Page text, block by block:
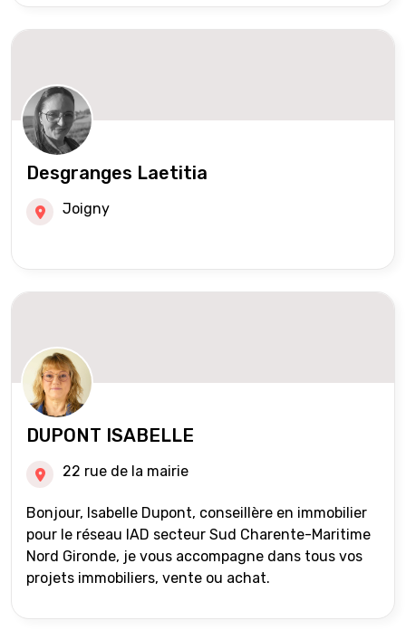
international) Validation du financement des
acquéreurs auprès de partenaires financiers
réseau Iad France et Iad Deutschland Inter agence
Desgranges Laetitia
Joigny
DUPONT ISABELLE
22 rue de la mairie
Bonjour, Isabelle Dupont, conseillère en immobilier
pour le réseau IAD secteur Sud Charente-Maritime
Nord Gironde, je vous accompagne dans tous vos
projets immobiliers, vente ou achat.